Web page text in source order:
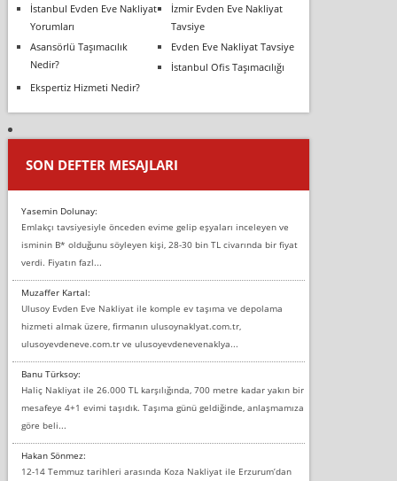
İstanbul Evden Eve Nakliyat
Yorumları
İzmir Evden Eve Nakliyat
Tavsiye
Asansörlü Taşımacılık
Nedir?
Evden Eve Nakliyat Tavsiye
İstanbul Ofis Taşımacılığı
Ekspertiz Hizmeti Nedir?
SON DEFTER MESAJLARI
Yasemin Dolunay:
Emlakçı tavsiyesiyle önceden evime gelip eşyaları inceleyen ve
isminin B* olduğunu söyleyen kişi, 28-30 bin TL civarında bir fiyat
verdi. Fiyatın fazl...
Muzaffer Kartal:
Ulusoy Evden Eve Nakliyat ile komple ev taşıma ve depolama
hizmeti almak üzere, firmanın ulusoynaklyat.com.tr,
ulusoyevdeneve.com.tr ve ulusoyevdenevenaklya...
Banu Türksoy:
Haliç Nakliyat ile 26.000 TL karşılığında, 700 metre kadar yakın bir
mesafeye 4+1 evimi taşıdık. Taşıma günü geldiğinde, anlaşmamıza
göre beli...
Hakan Sönmez:
12-14 Temmuz tarihleri arasında Koza Nakliyat ile Erzurum’dan